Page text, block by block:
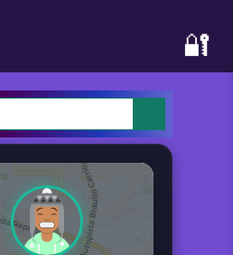
🔐